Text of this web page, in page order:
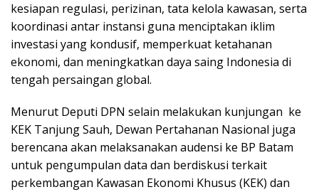
kesiapan regulasi, perizinan, tata kelola kawasan, serta
koordinasi antar instansi guna menciptakan iklim
investasi yang kondusif, memperkuat ketahanan
ekonomi, dan meningkatkan daya saing Indonesia di
tengah persaingan global.
Menurut Deputi DPN selain melakukan kunjungan ke
KEK Tanjung Sauh, Dewan Pertahanan Nasional juga
berencana akan melaksanakan audensi ke BP Batam
untuk pengumpulan data dan berdiskusi terkait
perkembangan Kawasan Ekonomi Khusus (KEK) dan